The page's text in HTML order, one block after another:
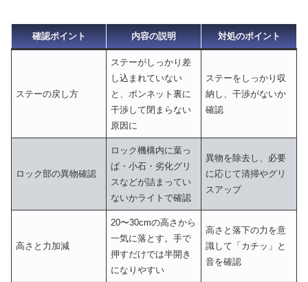
確認ポイント 内容の説明 対処のポイント
ステーの戻し方
ステーがしっかり差
し込まれていない
と、ボンネット裏に
干渉して閉まらない
原因に
ステーをしっかり収
納し、干渉がないか
確認
ロック部の異物確認
ロック機構内に葉っ
ぱ・小石・劣化グリ
スなどが詰まってい
ないかライトで確認
異物を除去し、必要
に応じて清掃やグリ
スアップ
高さと力加減
20〜30cmの高さから
一気に落とす。手で
押すだけでは半開き
になりやすい
高さと落下の力を意
識して「カチッ」と
音を確認